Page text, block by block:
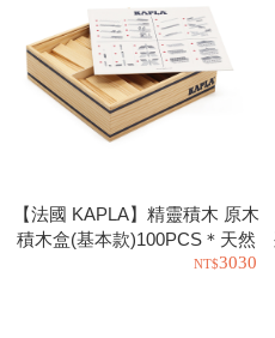
【法國 KAPLA】精靈積木 原木
積木盒(基本款)100PCS＊天然
松木益智操作幼教積木3030